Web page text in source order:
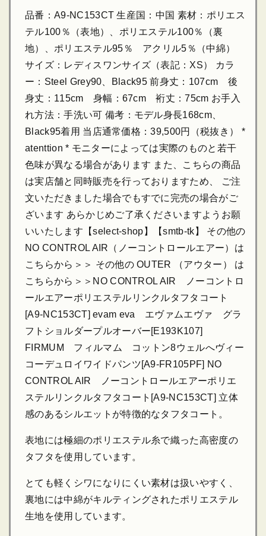
品番：A9-NC153CT 生産国：中国 素材：ポリエス
テル100％（表地）、ポリエステル100％（裏
地）、ポリエステル95％ アクリル5％（中綿）
サイズ：レディスワンサイズ（表記：XS） カラ
ー：Steel Grey90、Black95 前身丈：107cm 後
身丈：115cm 身幅：67cm 裄丈：75cm お手入
れ方法：手洗い可 備考：モデル身長168cm、
Black95着用 当店通常価格：39,500円（税抜き） *
atenttion * モニターによっては実際のものと若干
色味が異なる場合があります また、こちらの商品
は実店舗と同時販売を行っておりますため、 ご注
文いただきました場合でもすでに完売の場合がご
ざいます あらかじめご了承くださいますようお願
いいたします【select-shop】【smtb-tk】 その他の
NO CONTROL AIR（ノーコントロールエアー）は
こちらから＞＞ その他の OUTER （アウター） は
こちらから＞＞NO CONTROL AIR ノーコントロ
ールエアーポリエステルリンクルタフタコート
[A9-NC153CT] evam eva エヴァムエヴァ グラ
フトショルダープルオーバー[E193K107]
FIRMUM フィルマム コットン8ウェルへヴィー
コーデュロイワイドパンツ[A9-FR105PF] NO
CONTROL AIR ノーコントロールエアーポリエ
ステルリンクルタフタコート[A9-NC153CT] 立体
感のあるシルエットが特徴的なタフタコート。
表地には極細のポリエステル糸で織った高密度の
タフタを使用しています。
とても軽くシワになりにくい素材は扱いやすく、
裏地には中綿がキルティングされたポリエステル
生地を使用しています。